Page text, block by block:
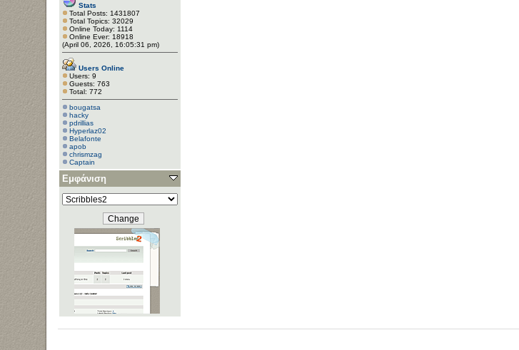
Stats
Total Posts: 1431807
Total Topics: 32029
Online Today: 1114
Online Ever: 18918
(April 06, 2026, 16:05:31 pm)
Users Online
Users: 9
Guests: 763
Total: 772
bougatsa
hacky
pdrillias
Hyperlaz02
Belafonte
apob
chrismzag
Captain
Εμφάνιση